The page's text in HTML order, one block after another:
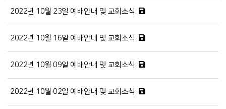
2022년 10월 23일 예배안내 및 교회소식
2022년 10월 16일 예배안내 및 교회소식
2022년 10월 09일 예배안내 및 교회소식
2022년 10월 02일 예배안내 및 교회소식